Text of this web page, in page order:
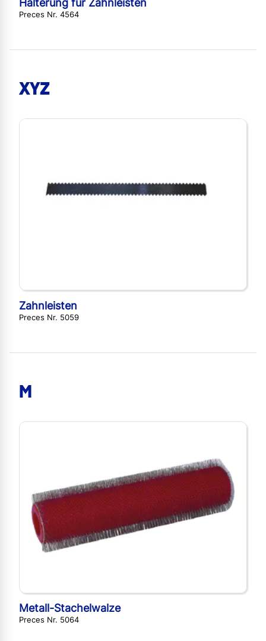
Halterung für Zahnleisten
Preces Nr. 4564
XYZ
Zahnleisten
Preces Nr. 5059
M
Metall-Stachelwalze
Preces Nr. 5064